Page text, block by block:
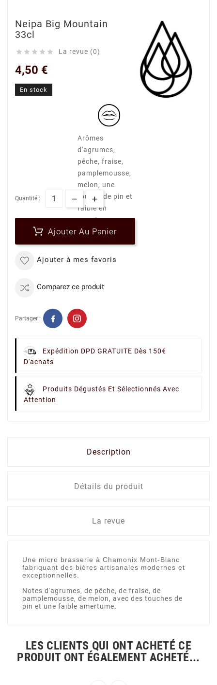
Neipa Big Mountain
33cl
     La revue (0)
4,50 €
En stock
Arômes
d'agrumes,
pêche, fraise,
pamplemousse,
melon, une
touche de pin et
faible en
amertume
Quantité :
Ajouter Au Panier
Ajouter à mes favoris
Comparez ce produit
Partager :
Expédition DPD GRATUITE Dès 150€
D'achats
Produits Dégustés Et Sélectionnés Avec
Attention
Description
Détails du produit
La revue
Une micro brasserie à Chamonix Mont-Blanc
fabriquant des bières artisanales modernes et
exceptionnelles.
Notes d'agrumes, de pêche, de fraise, de
pamplemousse, de melon, avec des touches de
pin et une faible amertume.
LES CLIENTS QUI ONT ACHETÉ CE
PRODUIT ONT ÉGALEMENT ACHETÉ...